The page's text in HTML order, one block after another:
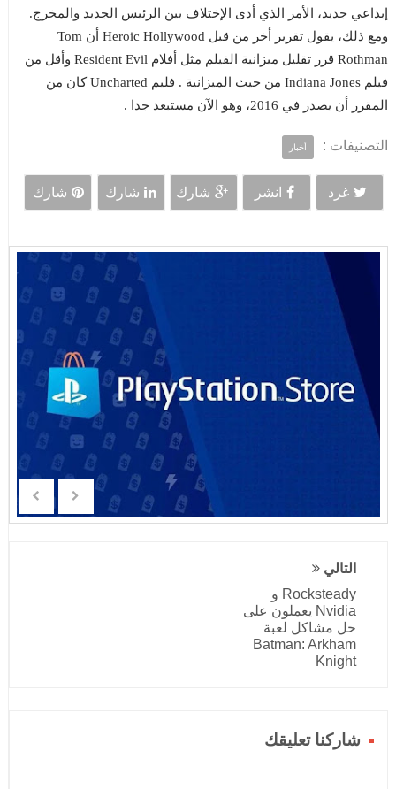
إبداعي جديد، الأمر الذي أدى الإختلاف بين الرئيس الجديد والمخرج.
ومع ذلك، يقول تقرير أخر من قبل Heroic Hollywood أن Tom
Rothman قرر تقليل ميزانية الفيلم مثل أفلام Resident Evil وأقل من
فيلم Indiana Jones من حيث الميزانية . فليم Uncharted كان من
المقرر أن يصدر في 2016، وهو الآن مستبعد جدا .
التصنيفات : أخبار
غرد انشر شارك شارك شارك
التالي
Rocksteady و
Nvidia يعملون على
حل مشاكل لعبة
Batman: Arkham
Knight
شاركنا تعليقك